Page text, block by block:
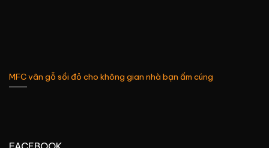
MFC vân gỗ sồi đỏ cho không gian nhà bạn ấm cúng